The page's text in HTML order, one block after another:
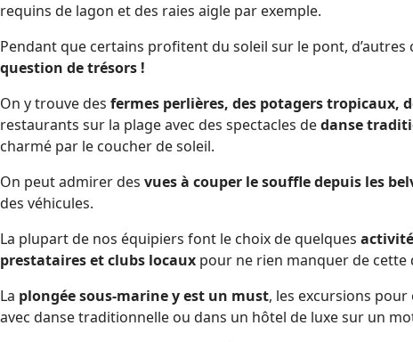
requins de lagon et des raies aigle par exemple.
Pendant que certains profitent du soleil sur le pont, d’autres
question de trésors !
On y trouve des fermes perlières, des potagers tropicaux,
restaurants sur la plage avec des spectacles dedanse
charmé par le coucher de soleil.
On peut admirer des vues à couper le souffle depuis les
des véhicules.
La plupart de nos équipiers font le choix de quelques
prestataires et clubs locaux pour ne rien manquer de
La plongée sous-marine y est un must, les excursions
avec danse traditionnelle ou dans un hôtel de luxe sur un